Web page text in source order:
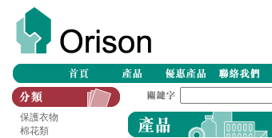
保護衣物
棉花類